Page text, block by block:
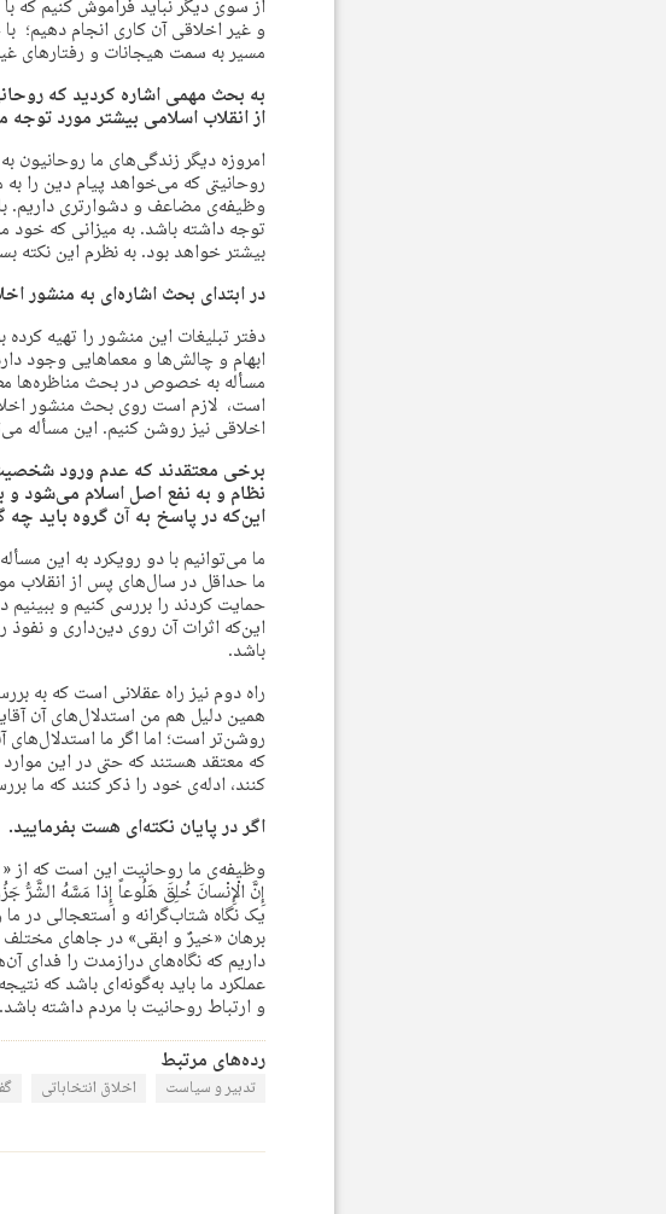
از سوی دیگر نباید فراموش کنیم که
و غیر اخلاقی آن کاری انجام دهیم؛
مسیر به سمت هیجانات و رفتارهای
به بحث مهمی اشاره کردید که
از انقلاب اسلامی بیشتر مورد
امروزه دیگر زندگی‌های ما
روحانیتی که می‌خواهد پیام دین را
وظیفه‌ی مضاعف و دشوارتری داریم.
توجه داشته باشد. به میزانی که خود
بیشتر خواهد بود. به نظرم این نکته
در ابتدای بحث اشاره‌ای به منشور
دفتر تبلیغات این منشور را تهیه
ابهام و چالش‌ها و معماهایی وجود
مسأله به خصوص در بحث مناظره‌ها
است، لازم است روی بحث منشور
اخلاقی نیز روشن کنیم. این مسأله
برخی معتقدند که عدم ورود
نظام و به نفع اصل اسلام می‌شود و
این‌که در پاسخ به آن گروه باید
ما می‌توانیم با دو رویکرد به این
ما حداقل در سال‌های پس از
حمایت کردند را بررسی کنیم و
این‌که اثرات آن روی دین‌داری و
باشد.
راه دوم نیز راه عقلانی است که به
همین دلیل هم من استدلال‌های آن
روشن‌تر است؛ اما اگر ما
که معتقد هستند که حتی در این
کنند، ادله‌ی خود را ذکر کنند که ما
اگر در پایان نکته‌ای هست بفرمایید.
وظیفه‌ی ما روحانیت این است که از «
إِنَّ الْإِنْسانَ خُلِقَ هَلُوعاً إِذا مَسَّهُ الشَّرُّ
یک نگاه شتاب‌گرانه و استعجالی در
برهان «خیرٌ و ابقی» در جاهای مختلف
داریم که نگاه‌های درازمدت را فدای
عملکرد ما باید به‌گونه‌ای باشد که
و ارتباط روحانیت با مردم داشته باشد.
رده‌های مرتبط
تدبیر و سیاست اخلاق انتخاباتی